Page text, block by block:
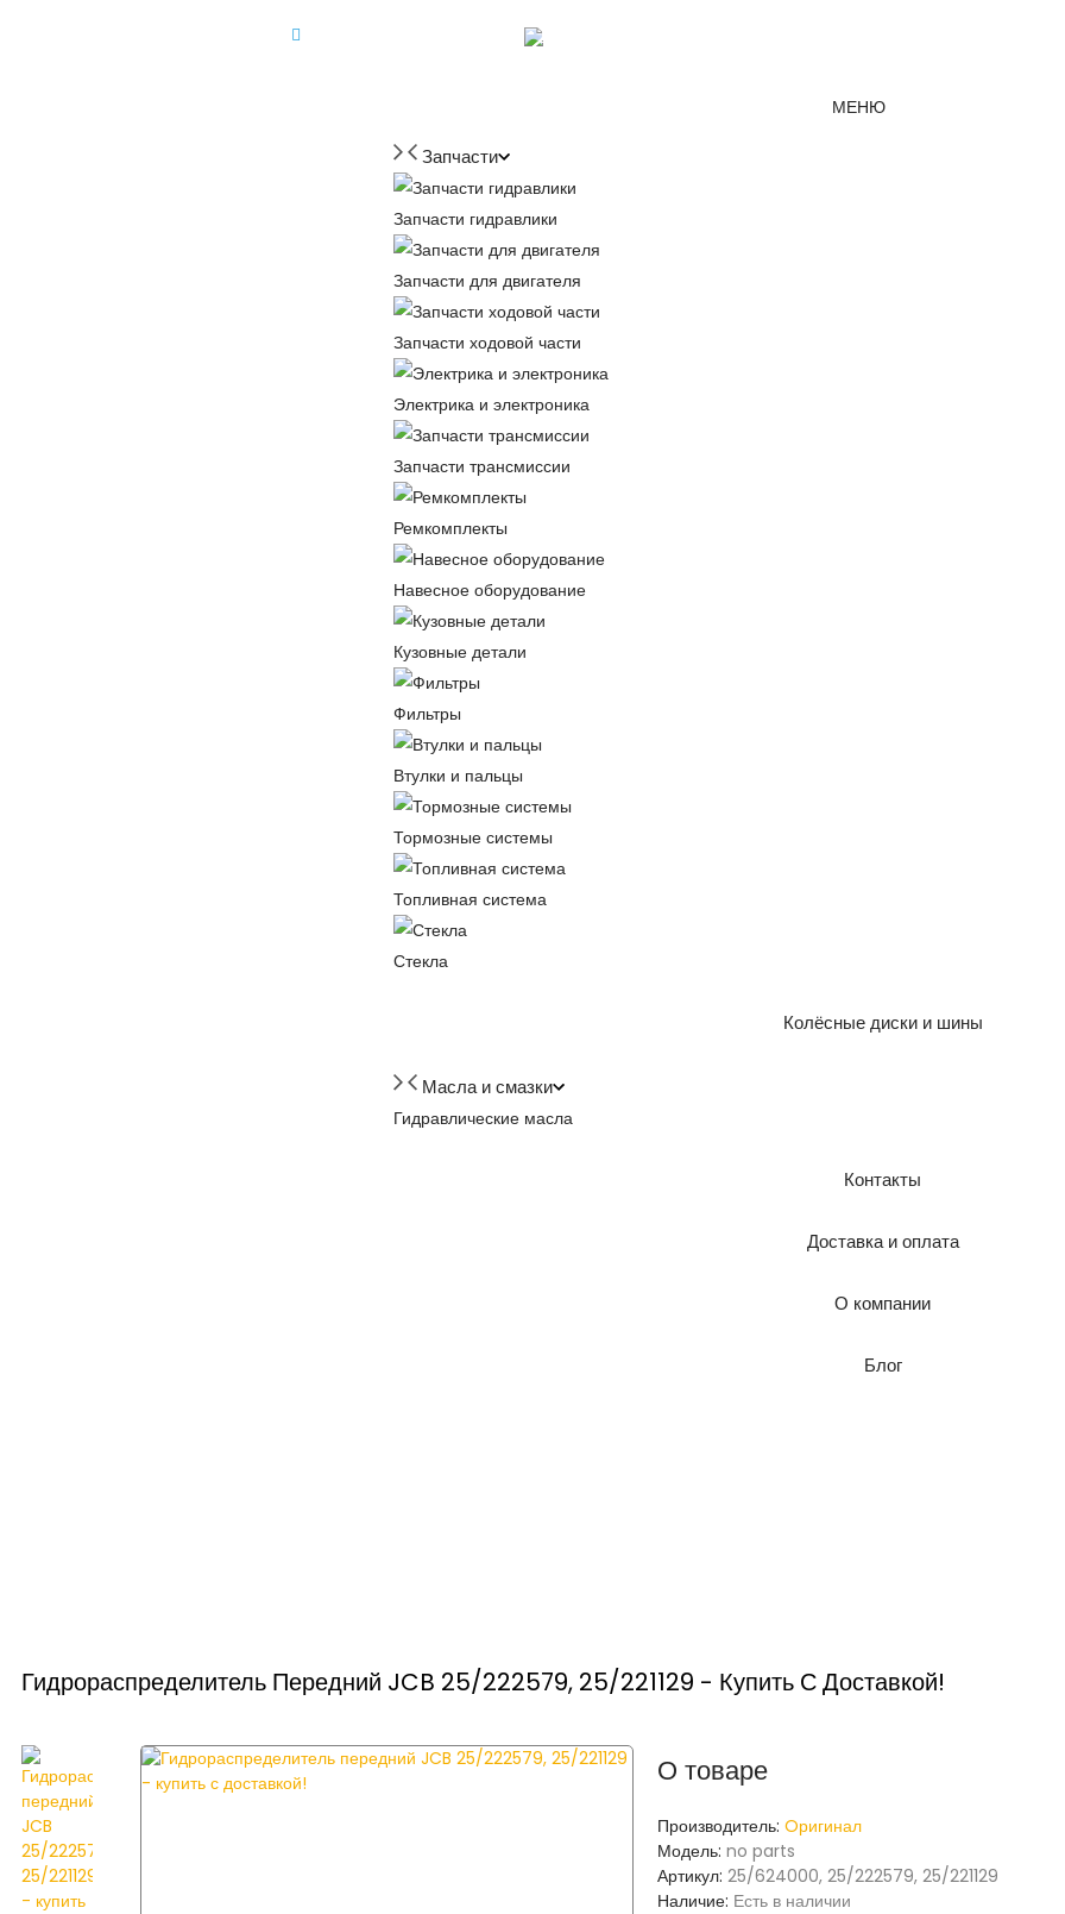
Мессенджер MAX
МЕНЮ
Запчасти
Запчасти гидравлики
Запчасти для двигателя
Запчасти ходовой части
Электрика и электроника
Запчасти трансмиссии
Ремкомплекты
Навесное оборудование
Кузовные детали
Фильтры
Втулки и пальцы
Тормозные системы
Топливная система
Стекла
Колёсные диски и шины
Масла и смазки
Гидравлические масла
Контакты
Доставка и оплата
О компании
Блог
Гидрораспределитель Передний JCB 25/222579, 25/221129 - Купить С Доставкой!
О товаре
Производитель:Oригинал
Модель:no parts
Артикул:25/624000, 25/222579, 25/221129
Наличие: Есть в наличии